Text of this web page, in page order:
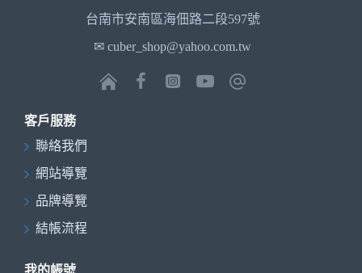
台南市安南區海佃路二段597號
✉ cuber_shop@yahoo.com.tw
客戶服務
聯絡我們
網站導覽
品牌導覽
結帳流程
我的帳號